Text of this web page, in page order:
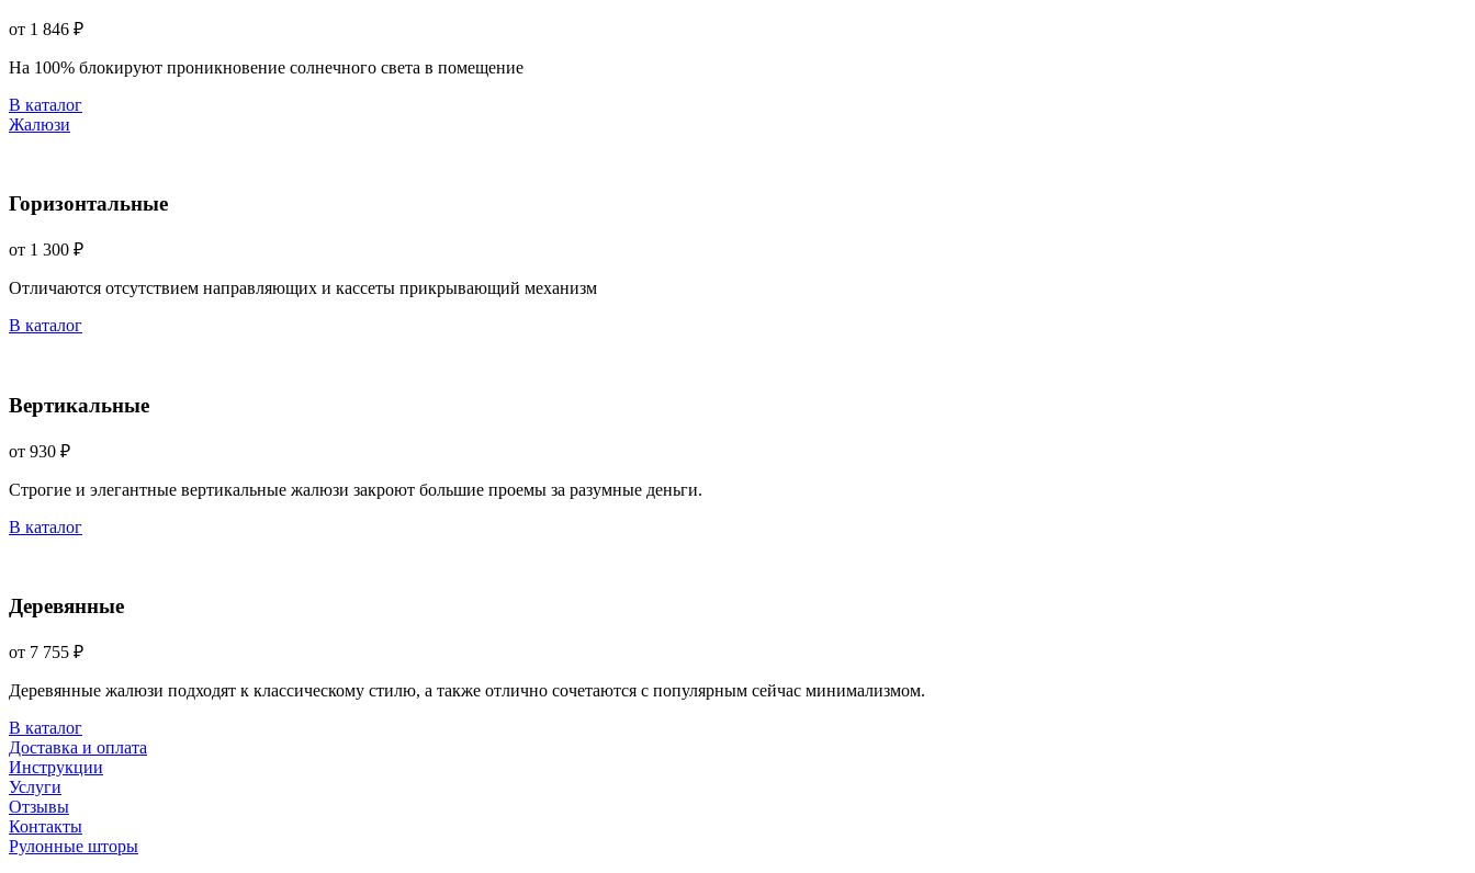
от 1 846 ₽
На 100% блокируют проникновение солнечного света в помещение
В каталог
Жалюзи
Горизонтальные
от 1 300 ₽
Отличаются отсутствием направляющих и кассеты прикрывающий механизм
В каталог
Вертикальные
от 930 ₽
Строгие и элегантные вертикальные жалюзи закроют большие проемы за разумные деньги.
В каталог
Деревянные
от 7 755 ₽
Деревянные жалюзи подходят к классическому стилю, а также отлично сочетаются с популярным сейчас минимализмом.
В каталог
Доставка и оплата
Инструкции
Услуги
Отзывы
Контакты
Рулонные шторы